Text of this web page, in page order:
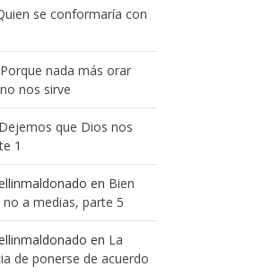
se conformaría con
Porque nada más orar
nos sirve
Dejemos que Dios nos
1
en Bien
a medias, parte 5
en La
de ponerse de acuerdo